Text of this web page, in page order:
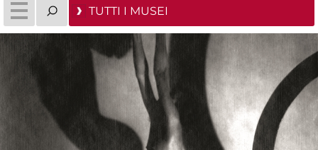
TUTTI I MUSEI